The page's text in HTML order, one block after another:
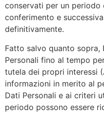
conservati per un periodo
conferimento e
definitivamente.
Fatto salvo quanto
Personali fino al tempo
tutela dei propri interessi
informazioni in merito al
Dati Personali e ai criteri
periodo possono essere